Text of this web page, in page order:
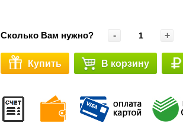
Сколько Вам нужно? - +
Купить В корзину